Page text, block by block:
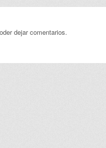
dejar comentarios.